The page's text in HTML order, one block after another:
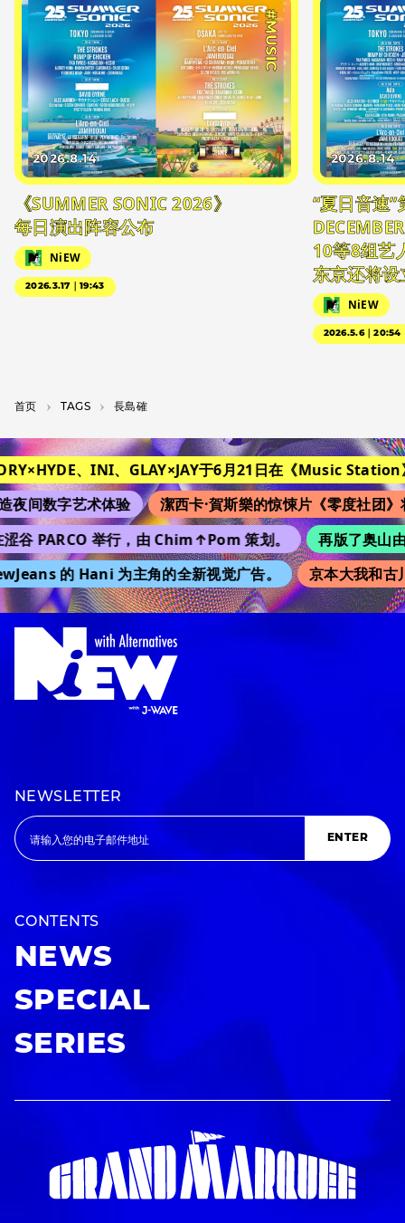
#MUSIC
2026.8.14
《SUMMER SONIC 2026》
每日演出阵容公布
NiEW
2026.3.17｜19:43
2026.8.14
“夏日音速
DECEMBER
10等8组艺
东京还将
NiEW
2026.5.6｜20:54
首页 T­A­G­S 長島確
、INI、GLAY×JAY于6月21日在《Music Station》
间数字艺术体验
潔西卡·賀斯樂的惊悚片《零度社团》
PARCO 举行，由 Chim↑Pom 策划。
再版了奥山由
的 Hani 为主角的全新视觉广告。
京本大我和古
NEWSLETTER
ENTER
CONTENTS
NEWS
SPECIAL
SERIES